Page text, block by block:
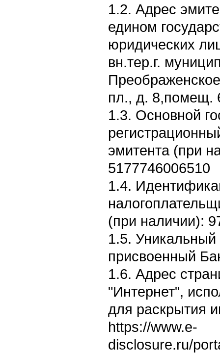
1.2. Адрес
едином
юридических
вн.тер.г.
пл., д. 8,помещ.
1.3. Основной
эмитента (при
5177746006510
1.4.
(при наличии):
1.5. Уникальный
присвоенный
1.6. Адрес
"Интернет",
для раскрытия
https://www.e-
disclosure.ru/